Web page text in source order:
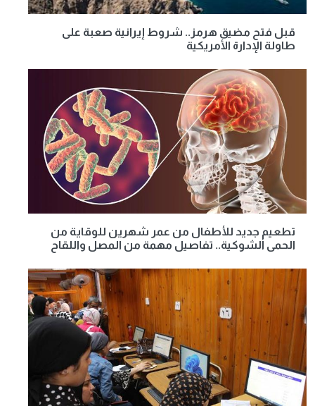
قبل فتح مضيق هرمز.. شروط إيرانية صعبة على
طاولة الإدارة الأمريكية
تطعيم جديد للأطفال من عمر شهرين للوقاية من
الحمى الشوكية.. تفاصيل مهمة من المصل واللقاح